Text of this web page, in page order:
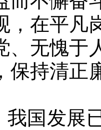
，在平凡
、无愧于
保持清正
我国发展